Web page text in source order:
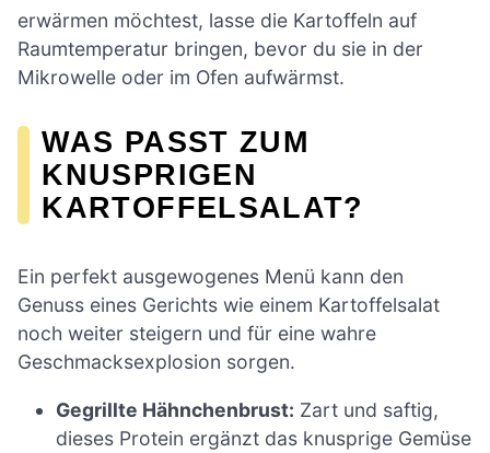
erwärmen möchtest, lasse die Kartoffeln auf
Raumtemperatur bringen, bevor du sie in der
Mikrowelle oder im Ofen aufwärmst.
WAS PASST ZUM
KNUSPRIGEN
KARTOFFELSALAT?
Ein perfekt ausgewogenes Menü kann den
Genuss eines Gerichts wie einem Kartoffelsalat
noch weiter steigern und für eine wahre
Geschmacksexplosion sorgen.
Gegrillte Hähnchenbrust: Zart und saftig,
dieses Protein ergänzt das knusprige Gemüse